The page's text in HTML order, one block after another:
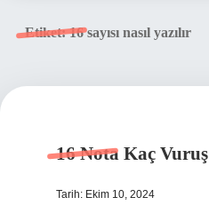
Etiket:16 sayısı nasıl yazılır
16 Nota Kaç Vuruş
Tarih: Ekim 10, 2024